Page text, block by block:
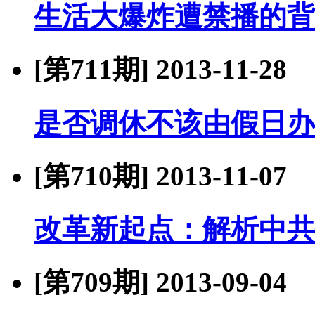
生活大爆炸遭禁播的
[第711期] 2013-11-28
是否调休不该由假日
[第710期] 2013-11-07
改革新起点：解析中
[第709期] 2013-09-04